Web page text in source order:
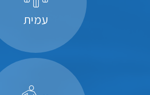
עמית